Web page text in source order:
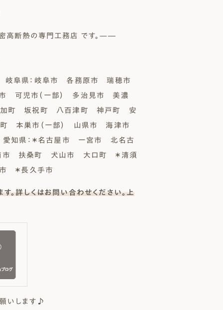
高断熱の専門工務店 です。—―
阜県：岐阜市 各務原市 瑞穂市
児市（一部） 多治見市 美濃
町 坂祝町 八百津町 神戸町 安
本巣市（一部） 山県市 海津市
愛知県：＊名古屋市 一宮市 北名古
市 扶桑町 犬山市 大口町 ＊清須
＊長久手市
。詳しくはお問い合わせください。上
いします♪